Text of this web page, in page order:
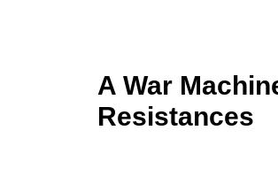
A War
Resistances